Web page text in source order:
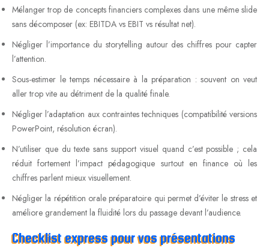
Mélanger trop de concepts financiers complexes dans une même slide
sans décomposer (ex: EBITDA vs EBIT vs résultat net).
Négliger l’importance du storytelling autour des chiffres pour capter
l’attention.
Sous-estimer le temps nécessaire à la préparation : souvent on veut
aller trop vite au détriment de la qualité finale.
Négliger l’adaptation aux contraintes techniques (compatibilité versions
PowerPoint, résolution écran).
N’utiliser que du texte sans support visuel quand c’est possible ; cela
réduit fortement l’impact pédagogique surtout en finance où les
chiffres parlent mieux visuellement.
Négliger la répétition orale préparatoire qui permet d’éviter le stress et
améliore grandement la fluidité lors du passage devant l’audience.
Checklist express pour vos présentations